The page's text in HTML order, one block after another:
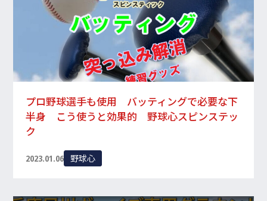
プロ野球選手も使用 バッティングで必要な下
半身 こう使うと効果的 野球心スピンステッ
ク
2023.01.06 野球心